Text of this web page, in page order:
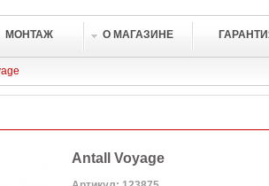
МОНТАЖ О МАГАЗИНЕ
Antall Voyage